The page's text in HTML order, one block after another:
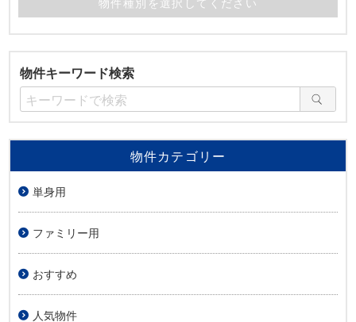
物件キーワード検索
物件カテゴリー
単身用
ファミリー用
おすすめ
人気物件